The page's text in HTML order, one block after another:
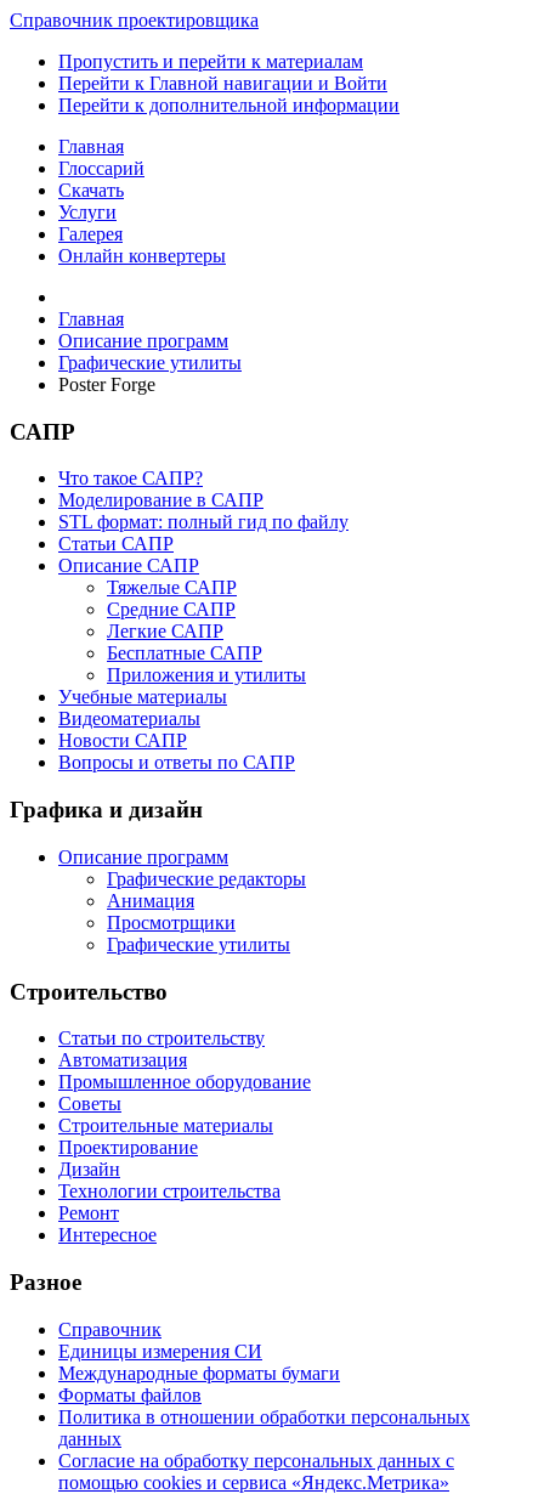
Справочник проектировщика
Пропустить и перейти к материалам
Перейти к Главной навигации и Войти
Перейти к дополнительной информации
Главная
Глоссарий
Скачать
Услуги
Галерея
Онлайн конвертеры
Главная
Описание программ
Графические утилиты
Poster Forge
САПР
Что такое САПР?
Моделирование в САПР
STL формат: полный гид по файлу
Статьи САПР
Описание САПР
Тяжелые САПР
Средние САПР
Легкие САПР
Бесплатные САПР
Приложения и утилиты
Учебные материалы
Видеоматериалы
Новости САПР
Вопросы и ответы по САПР
Графика и дизайн
Описание программ
Графические редакторы
Анимация
Просмотрщики
Графические утилиты
Строительство
Статьи по строительству
Автоматизация
Промышленное оборудование
Советы
Строительные материалы
Проектирование
Дизайн
Технологии строительства
Ремонт
Интересное
Разное
Справочник
Единицы измерения СИ
Международные форматы бумаги
Форматы файлов
Политика в отношении обработки персональных
данных
Согласие на обработку персональных данных с
помощью cookies и сервиса «Яндекс.Метрика»